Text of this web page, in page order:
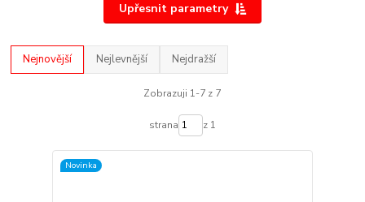
Upřesnit parametry
Nejnovější Nejlevnější Nejdražší
Zobrazuji 1-7 z 7
strana z 1
Novinka